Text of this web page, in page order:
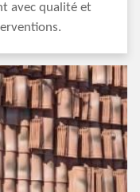
avec qualité et